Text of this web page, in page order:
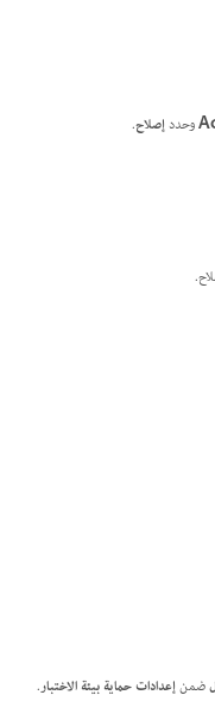
وحددإصلاح.
ضمنإعدادات حماية بيئة الاختبار.